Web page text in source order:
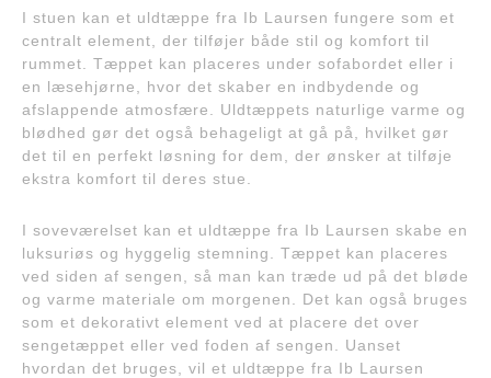
I stuen kan et uldtæppe fra Ib Laursen fungere som et
centralt element, der tilføjer både stil og komfort til
rummet. Tæppet kan placeres under sofabordet eller i
en læsehjørne, hvor det skaber en indbydende og
afslappende atmosfære. Uldtæppets naturlige varme og
blødhed gør det også behageligt at gå på, hvilket gør
det til en perfekt løsning for dem, der ønsker at tilføje
ekstra komfort til deres stue.
I soveværelset kan et uldtæppe fra Ib Laursen skabe en
luksuriøs og hyggelig stemning. Tæppet kan placeres
ved siden af sengen, så man kan træde ud på det bløde
og varme materiale om morgenen. Det kan også bruges
som et dekorativt element ved at placere det over
sengetæppet eller ved foden af sengen. Uanset
hvordan det bruges, vil et uldtæppe fra Ib Laursen